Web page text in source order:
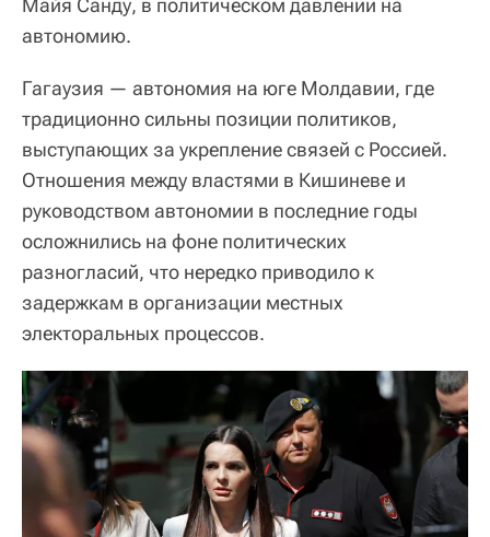
Майя Санду, в политическом давлении на
автономию.
Гагаузия — автономия на юге Молдавии, где
традиционно сильны позиции политиков,
выступающих за укрепление связей с Россией.
Отношения между властями в Кишиневе и
руководством автономии в последние годы
осложнились на фоне политических
разногласий, что нередко приводило к
задержкам в организации местных
электоральных процессов.